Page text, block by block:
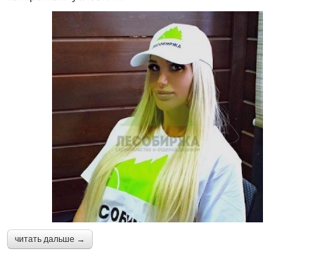
читать дальше →